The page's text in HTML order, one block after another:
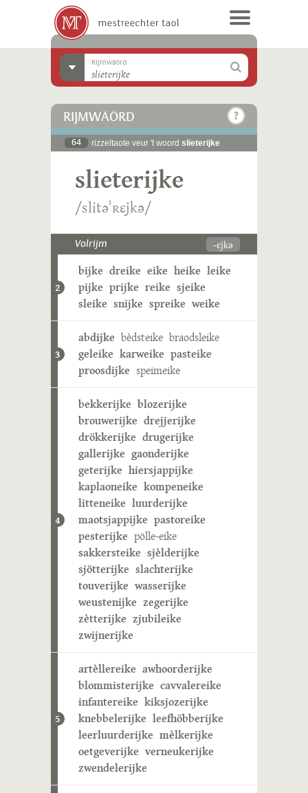
Rijmwäörd
RIJMWÄÖRD
64 rizzeltaote veur 't woord slieterijke
slieterijke
/slitəˈʀɛjkə/
Volrijm -ɛjkə
2
bijke dreike eike heike leike
pijke prijke reike sjeike
sleike snijke spreike weike
3
abdijke bèdsteike braodsleike
geleike karweike pasteike
proosdijke speimeike
4
bekkerijke blozerijke
brouwerijke drejjerijke
drökkerijke drugerijke
gallerijke gaonderijke
geterijke hiersjappijke
kaplaoneike kompeneike
litteneike luurderijke
maotsjappijke pastoreike
pesterijke pölle-eike
sakkersteike sjèlderijke
sjötterijke slachterijke
touverijke wasserijke
weustenijke zegerijke
zètterijke zjubileike
zwijnerijke
5
artèllereike awhoorderijke
blommisterijke cavvalereike
infantereike kiksjozerijke
knebbelerijke leefhöbberijke
leerluurderijke mèlkerijke
oetgeverijke verneukerijke
zwendelerijke